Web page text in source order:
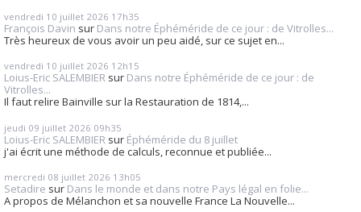
vendredi 10 juillet 2026 17h35
François Davin sur Dans notre Éphéméride de ce jour : de Vitrolles...
Très heureux de vous avoir un peu aidé, sur ce sujet en...
vendredi 10 juillet 2026 12h15
Loius-Eric SALEMBIER sur Dans notre Éphéméride de ce jour : de
Vitrolles...
Il faut relire Bainville sur la Restauration de 1814,...
jeudi 09 juillet 2026 09h35
Loius-Eric SALEMBIER sur Éphéméride du 8 juillet
j'ai écrit une méthode de calculs, reconnue et publiée...
mercredi 08 juillet 2026 13h05
Setadire sur Dans le monde et dans notre Pays légal en folie...
A propos de Mélanchon et sa nouvelle France La Nouvelle...